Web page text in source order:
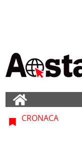
CRONACA